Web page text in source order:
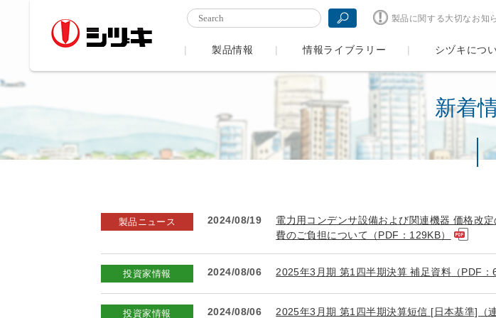
製品情報 情報ライブラリー シヅキにつ
製品に関する大切なお知
新着
製品ニュース 2024/08/19
電力用コンデンサ設備および関連機器 価格改
費のご負担について（PDF：129KB）
投資家情報 2024/08/06 2025年3月期 第1四半期決算 補足資料（PDF：
投資家情報 2024/08/06
2025年3月期 第1四半期決算短信 [日本基準]（